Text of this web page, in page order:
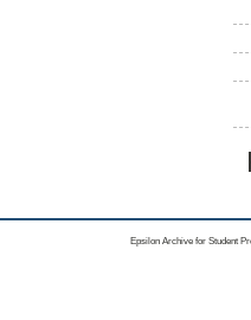
Epsilon Archive for Student